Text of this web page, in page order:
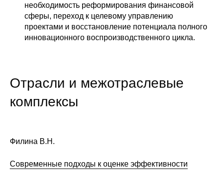
необходимость реформирования финансовой
сферы, переход к целевому управлению
проектами и восстановление потенциала полного
инновационного воспроизводственного цикла.
Отрасли и межотраслевые
комплексы
Филина В.Н.
Современные подходы к оценке эффективности